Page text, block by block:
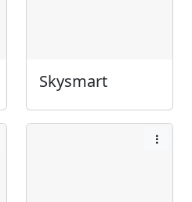
Skysmart